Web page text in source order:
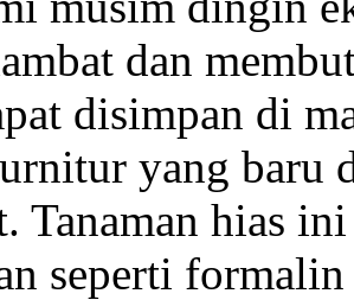
dan
disimpan di
yang baru
Tanaman hias
seperti